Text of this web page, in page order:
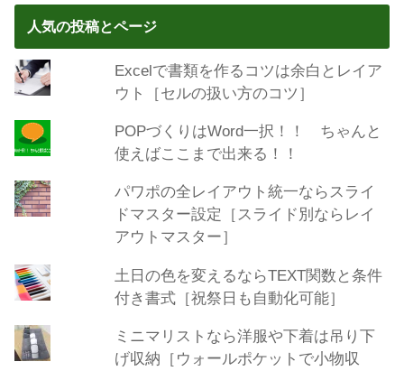
人気の投稿とページ
Excelで書類を作るコツは余白とレイア
ウト［セルの扱い方のコツ］
POPづくりはWord一択！！ ちゃんと
使えばここまで出来る！！
パワポの全レイアウト統一ならスライ
ドマスター設定［スライド別ならレイ
アウトマスター］
土日の色を変えるならTEXT関数と条件
付き書式［祝祭日も自動化可能］
ミニマリストなら洋服や下着は吊り下
げ収納［ウォールポケットで小物収